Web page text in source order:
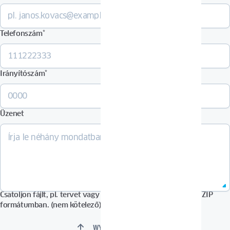
Telefonszám*
Irányítószám*
Üzenet
Csatoljon fájlt, pl. tervet vagy képeket PDF, DOCX, JPG vagy ZIP
formátumban. (nem kötelező)
WYBIERZ PLIKI